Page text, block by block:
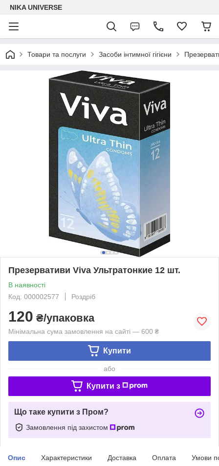
NIKA UNIVERSE
Товари та послуги Засоби інтимної гігієни
Презервативи Viva Ультратонкие 12 шт.
В наявності
Код: 000002577
Роздріб
120 ₴/упаковка
Мінімальна сума замовлення на сайті — 600 ₴
Купити
або
Купити з
Що таке купити з Пром?
Замовлення під захистом
Опис Характеристики Доставка Оплата Умови